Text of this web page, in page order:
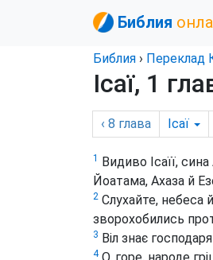
Библия
Библия › Переклад
Ісаї, 1
‹ 8 глава Ісаї
1 Видиво Ісаїї,
Йоатама, Ахаза й
2 Слухайте, небеса
зворохобились
3 Віл знає
4